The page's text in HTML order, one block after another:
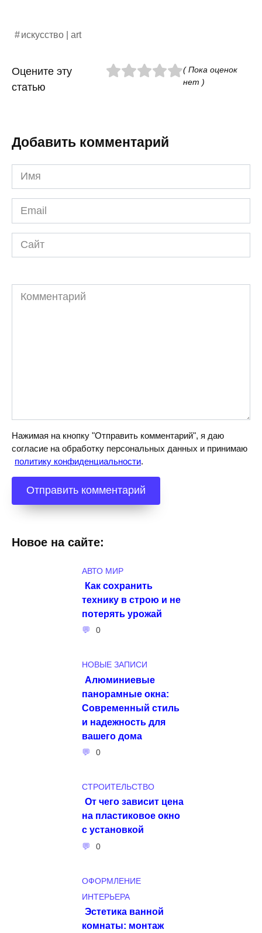
искусство | art
Оцените эту
статью
( Пока оценок
нет )
Добавить комментарий
Имя
*
Email
*
Сайт
Комментарий
Нажимая на кнопку "Отправить комментарий", я даю
согласие на обработку персональных данных и принимаю
политику конфиденциальности.
Новое на сайте:
АВТО МИР
Как сохранить
технику в строю и не
потерять урожай
0
НОВЫЕ ЗАПИСИ
Алюминиевые
панорамные окна:
Современный стиль
и надежность для
вашего дома
0
СТРОИТЕЛЬСТВО
От чего зависит цена
на пластиковое окно
с установкой
0
ОФОРМЛЕНИЕ
ИНТЕРЬЕРА
Эстетика ванной
комнаты: монтаж